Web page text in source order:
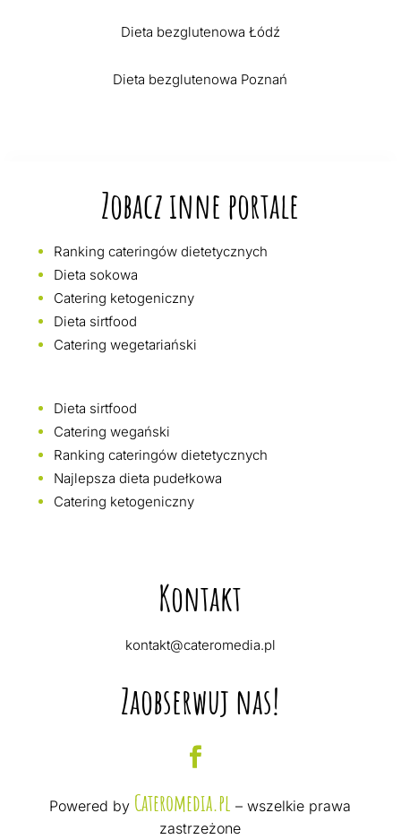
Dieta bezglutenowa Łódź
Dieta bezglutenowa Poznań
Zobacz inne portale
Ranking cateringów dietetycznych
Dieta sokowa
Catering ketogeniczny
Dieta sirtfood
Catering wegetariański
Dieta sirtfood
Catering wegański
Ranking cateringów dietetycznych
Najlepsza dieta pudełkowa
Catering ketogeniczny
Kontakt
kontakt@cateromedia.pl
Zaobserwuj nas!
Powered by Cateromedia.pl – wszelkie prawa
zastrzeżone